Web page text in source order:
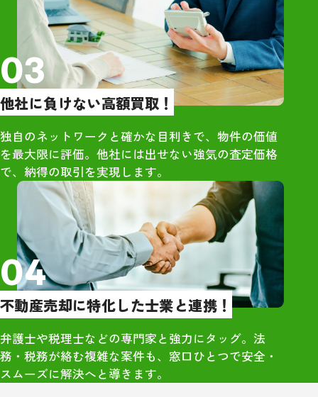
【所感】
・社員の方々は
さん明るい雰囲
りました。単な
はなく、人とし
くれているの
・市原さん自身
で、当時の同
できる人柄でし
さや気遣いが、
囲気づくりにも
と感じました。
・久しぶりに
高校時代のこと
くれており、相
象的でした。大
のつながりから
感」を強く実感
03
他社に負けない高額買取！
独自のネットワークと確かな目利きで、物件の価値
を最大限に評価。他社には出せない強気の査定価格
で、納得の取引を実現します。
04
不動産売却に特化した士業と連携！
弁護士や税理士などの専門家と強力にタッグ。法
務・税務が絡む複雑な案件も、窓口ひとつで安全・
スムーズに解決へと導きます。